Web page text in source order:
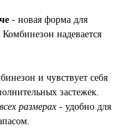
- новая форма для
надевается
и чувствует себя
застежек.
размерах - удобно для